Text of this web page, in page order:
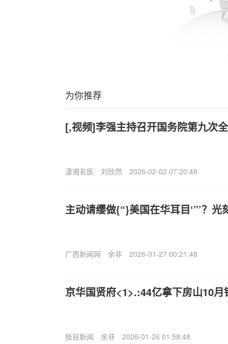
为你推荐
[,视频]李强主持召开国务院第九次
潇湘名医 刘欣然 2026-02-02 07:20:48
主动请缨做{“}美国在华耳目‘”’？
广西新闻网 余非 2026-01-27 00:21:48
京华国贤府<1>.:44亿拿下房山10
极目新闻 余非 2026-01-26 01:58:48